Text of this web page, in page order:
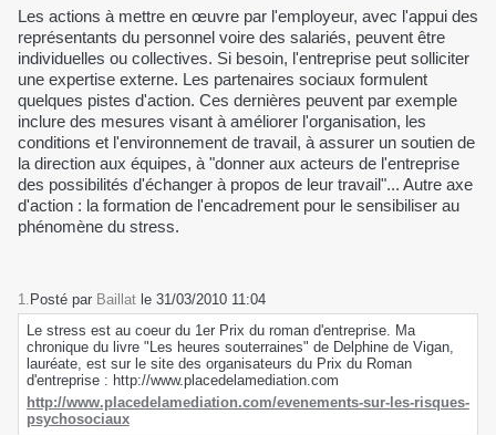
Les actions à mettre en œuvre par l'employeur, avec l'appui des
représentants du personnel voire des salariés, peuvent être
individuelles ou collectives. Si besoin, l'entreprise peut solliciter
une expertise externe. Les partenaires sociaux formulent
quelques pistes d'action. Ces dernières peuvent par exemple
inclure des mesures visant à améliorer l'organisation, les
conditions et l'environnement de travail, à assurer un soutien de
la direction aux équipes, à "donner aux acteurs de l'entreprise
des possibilités d'échanger à propos de leur travail"... Autre axe
d'action : la formation de l'encadrement pour le sensibiliser au
phénomène du stress.
1. Posté par Baillat le 31/03/2010 11:04
Le stress est au coeur du 1er Prix du roman d'entreprise. Ma
chronique du livre "Les heures souterraines" de Delphine de Vigan,
lauréate, est sur le site des organisateurs du Prix du Roman
d'entreprise : http://www.placedelamediation.com
http://www.placedelamediation.com/evenements-sur-les-risques-
psychosociaux